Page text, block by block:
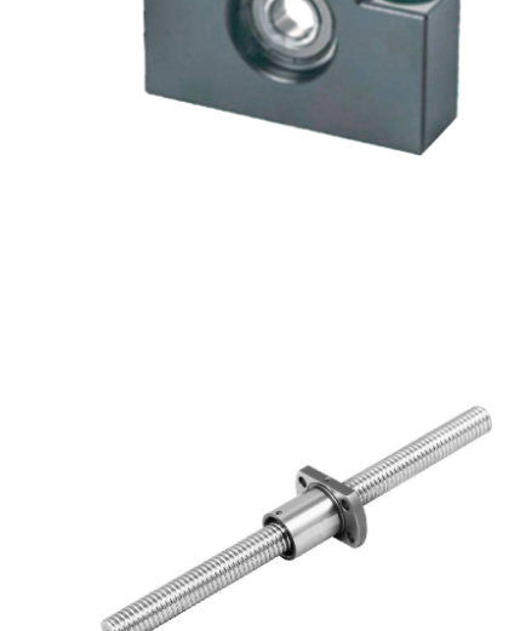
方形滚珠丝杆组件
鑫凯达官网自动化零部件一站式工业用品采购服
务商为客户提供滚珠丝杆组件、方形滚珠丝杆组